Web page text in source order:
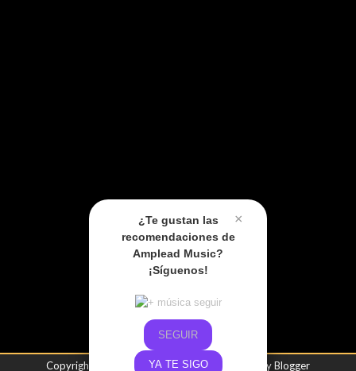
×
¿Te gustan las
recomendaciones de
Amplead Music?
¡Síguenos!
SEGUIR
YA TE SIGO
Copyright © Amplead Music| Powered byBlogger